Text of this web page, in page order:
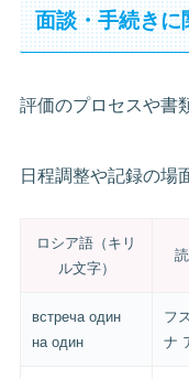
面談・手続きに
評価のプロセスや書
日程調整や記録の場
ロシア語（キリ
ル文字）
встреча один
на один
フ
ナ